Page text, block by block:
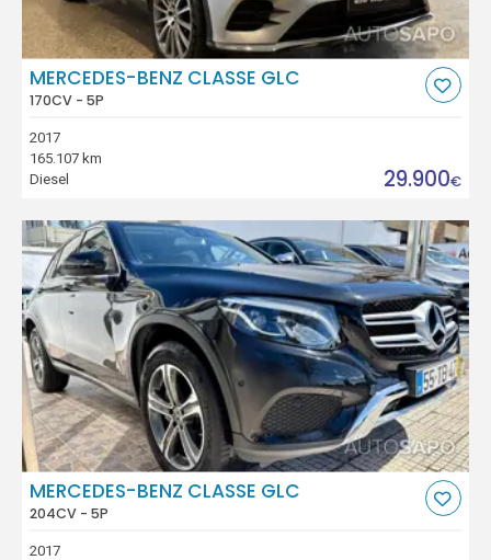
MERCEDES-BENZ CLASSE GLC
170CV - 5P
2017
165.107 km
Diesel
29.900€
MERCEDES-BENZ CLASSE GLC
204CV - 5P
2017